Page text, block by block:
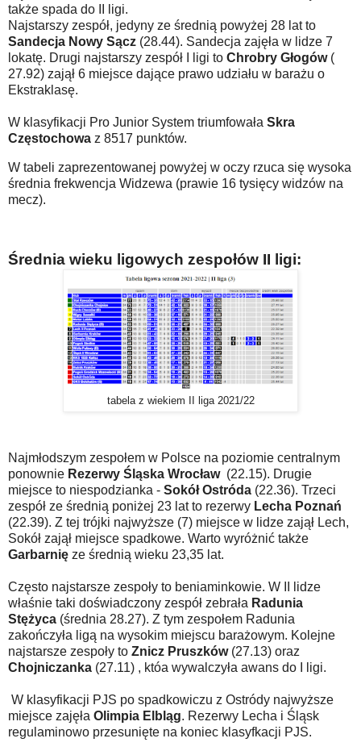
także spada do II ligi.
Najstarszy zespół, jedyny ze średnią powyżej 28 lat to
Sandecja Nowy Sącz (28.44). Sandecja zajęła w lidze 7
lokatę. Drugi najstarszy zespół I ligi to Chrobry Głogów(
27.92) zajął 6 miejsce dające prawo udziału w barażu o
Ekstraklasę.
W klasyfikacji Pro Junior System triumfowała Skra
Częstochowa z 8517 punktów.
W tabeli zaprezentowanej powyżej w oczy rzuca się wysoka
średnia frekwencja Widzewa (prawie 16 tysięcy widzów na
mecz).
Średnia wieku ligowych zespołów II ligi:
tabela z wiekiem II liga 2021/22
Najmłodszym zespołem w Polsce na poziomie centralnym
ponownie Rezerwy Śląska Wrocław (22.15). Drugie
miejsce to niespodzianka - Sokół Ostróda (22.36). Trzeci
zespół ze średnią poniżej 23 lat to rezerwy Lecha Poznań
(22.39). Z tej trójki najwyższe (7) miejsce w lidze zajął Lech,
Sokół zajął miejsce spadkowe. Warto wyróżnić także
Garbarnię ze średnią wieku 23,35 lat.
Często najstarsze zespoły to beniaminkowie. W II lidze
właśnie taki doświadczony zespół zebrała Radunia
Stężyca (średnia 28.27). Z tym zespołem Radunia
zakończyła ligą na wysokim miejscu barażowym. Kolejne
najstarsze zespoły to Znicz Pruszków(27.13) oraz
Chojniczanka (27.11) , któa wywalczyła awans do I ligi.
W klasyfikacji PJS po spadkowiczu z Ostródy najwyższe
miejsce zajęła Olimpia Elbląg. Rezerwy Lecha i Śląsk
regulaminowo przesunięte na koniec klasyfkacji PJS.